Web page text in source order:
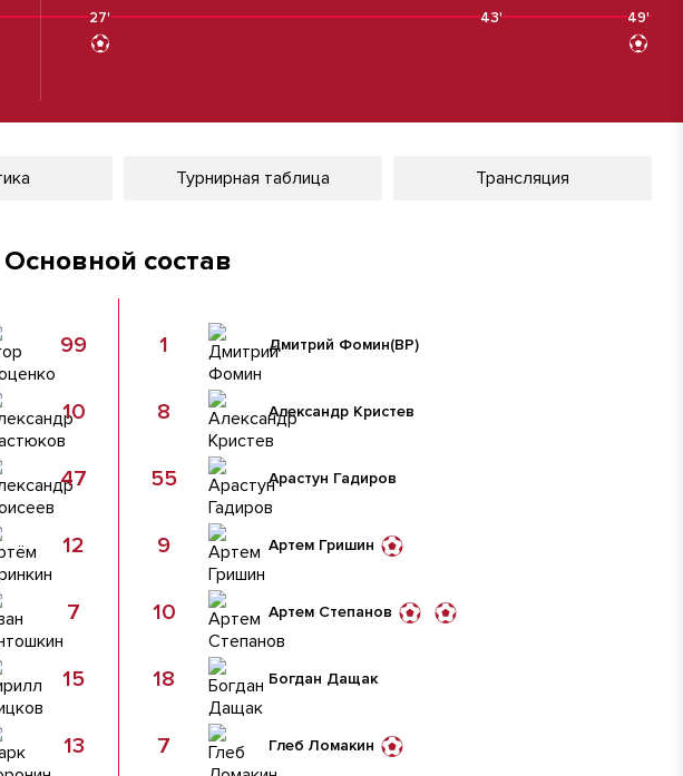
27' 43' 49'
Турнирная таблица Трансляция
Основной состав
99
10
47
12
7
15
13
Дмитрий Фомин(ВР)
1
Александр Кристев
8
Арастун Гадиров
55
Артем Гришин
9
Артем Степанов
10
Богдан Дащак
18
Глеб Ломакин
7